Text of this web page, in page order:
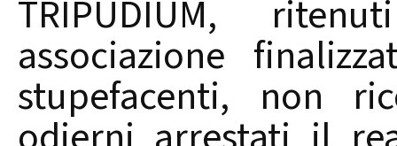
TRIPUDIUM,
associazione
stupefacenti, non